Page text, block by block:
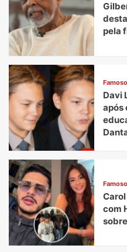
pela
Davi
após
com